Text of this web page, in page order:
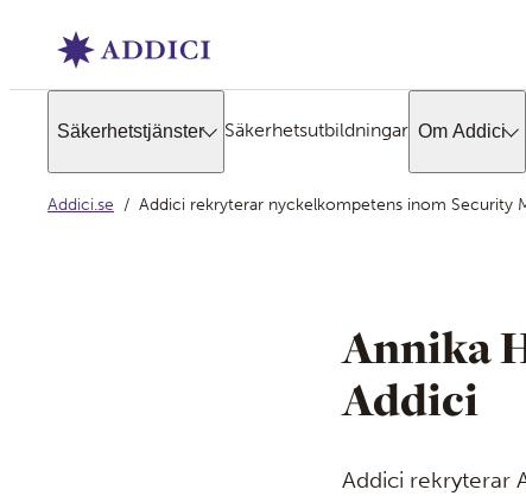
Säkerhetstjänster Säkerhetsutbildningar Om Addici
Addici.se Addici rekryterar nyckelkompetens inom Security
Annika
Addici
Addici rekryterar